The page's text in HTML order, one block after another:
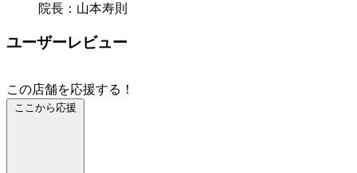
院長：山本寿則
ユーザーレビュー
この店舗を応援する！
ここから応援